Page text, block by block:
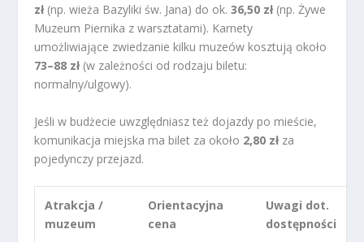
zł(np. wieża Bazyliki św. Jana) do ok.36,50 zł(np. Żywe
Muzeum Piernika z warsztatami). Karnety
umożliwiające zwiedzanie kilku muzeów kosztują około
73–88 zł(w zależności od rodzaju biletu:
normalny/ulgowy).
Jeśli w budżecie uwzględniasz też dojazdy po mieście,
komunikacja miejska ma bilet za około 2,80 złza
pojedynczy przejazd.
Atrakcja /
muzeum
Orientacyjna
cena
Uwagi dot.
dostępności